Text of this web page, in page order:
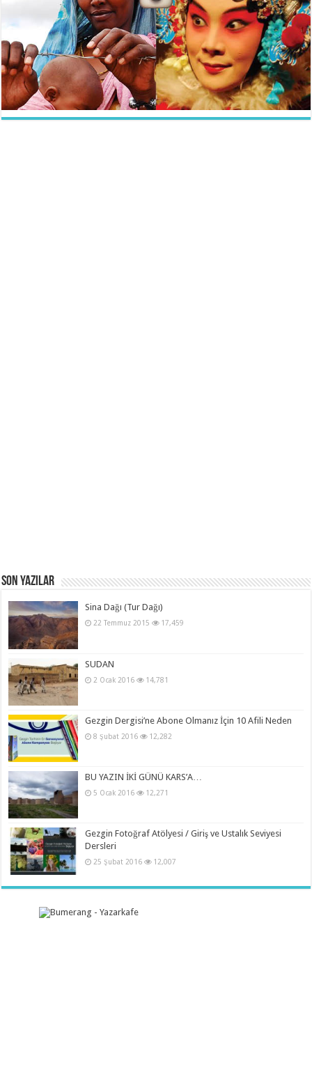
Son Yazılar
Sina Dağı (Tur Dağı)
22 Temmuz 2015 17,459
SUDAN
2 Ocak 2016 14,781
Gezgin Dergisi’ne Abone Olmanız İçin 10 Afili Neden
8 Şubat 2016 12,282
BU YAZIN İKİ GÜNÜ KARS’A…
5 Ocak 2016 12,271
Gezgin Fotoğraf Atölyesi / Giriş ve Ustalık Seviyesi
Dersleri
25 Şubat 2016 12,007